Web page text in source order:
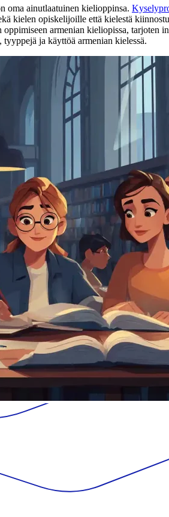
oma ainutlaatuinen kielioppinsa.
kielen opiskelijoille että kielestä
armenian kieliopissa,
ja käyttöä armenian kielessä.